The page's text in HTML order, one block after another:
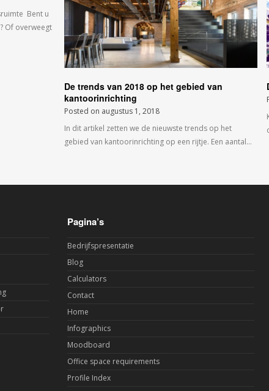
Bent u
Of overweegt
De trends van 2018 op het gebied van
kantoorinrichting
Posted on augustus 1, 2018
In dit artikel zetten we de nieuwste trends op het
gebied van kantoorinrichting op een rijtje. Een aantal…
Pagina’s
Bedrijfspresentatie
Blog
Calculators
Contact
Home
Infographics
Moodboard
Office space requirements
Profile Index